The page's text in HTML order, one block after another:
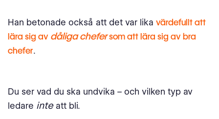
Han betonade också att det var lika värdefullt att
lära sig av dåliga chefersom att lära sig av bra
chefer.
Du ser vad du ska undvika – och vilken typ av
ledare inteatt bli.